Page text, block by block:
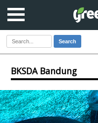
Search
BKSDA Bandung